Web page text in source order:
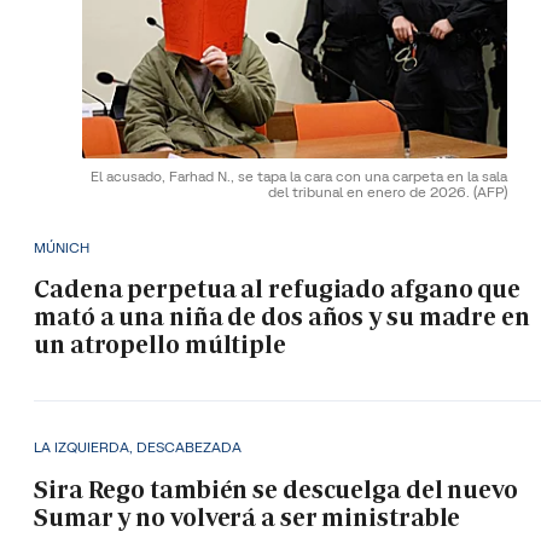
El acusado, Farhad N., se tapa la cara con una carpeta en la sala
del tribunal en enero de 2026. (AFP)
MÚNICH
Cadena perpetua al refugiado afgano que
mató a una niña de dos años y su madre en
un atropello múltiple
LA IZQUIERDA, DESCABEZADA
Sira Rego también se descuelga del nuevo
Sumar y no volverá a ser ministrable